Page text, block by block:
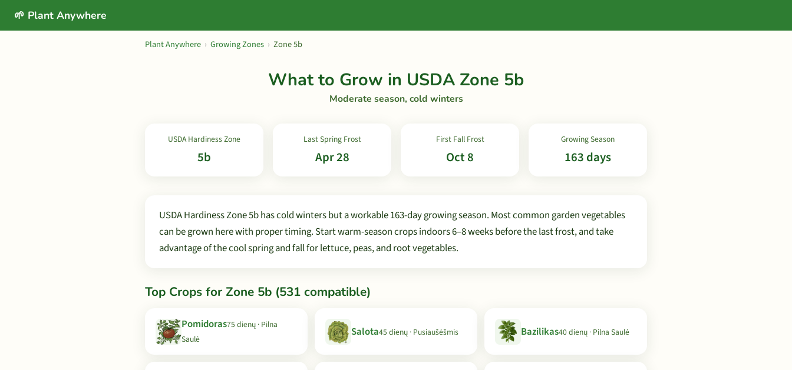
🌱 Plant Anywhere
Plant Anywhere › Growing Zones › Zone 5b
What to Grow in USDA Zone 5b
Moderate season, cold winters
USDA Hardiness Zone
5b
Last Spring Frost
Apr 28
First Fall Frost
Oct 8
Growing Season
163 days
USDA Hardiness Zone 5b has cold winters but a workable 163-day growing season. Most common garden vegetables
can be grown here with proper timing. Start warm-season crops indoors 6–8 weeks before the last frost, and take
advantage of the cool spring and fall for lettuce, peas, and root vegetables.
Top Crops for Zone 5b (531 compatible)
Pomidoras75 dienų · Pilna
Saulė
Salota45 dienų · Pusiaušėšmis Bazilikas40 dienų · Pilna Saulė